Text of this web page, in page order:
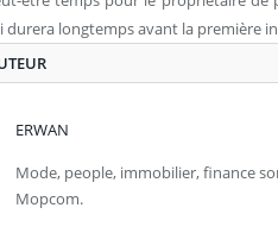
durera longtemps avant la première
ERWAN
Mode, people, immobilier, finance
Mopcom.